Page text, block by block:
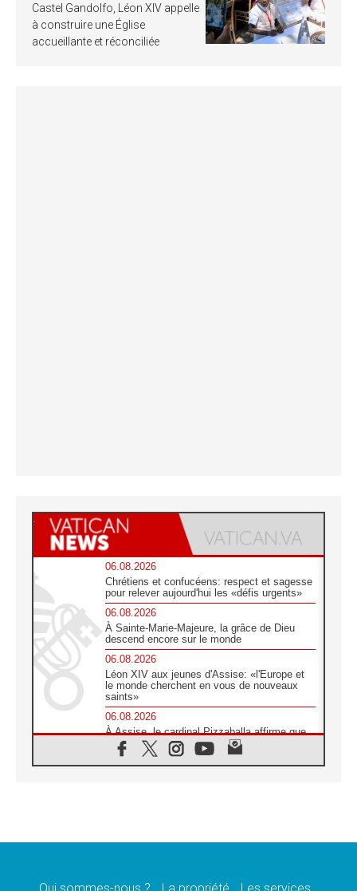
Castel Gandolfo, Léon XIV appelle
à construire une Église
accueillante et réconciliée
06.08.2026
Chrétiens et confucéens: respect et sagesse
pour relever aujourd'hui les «défis urgents»
06.08.2026
À Sainte-Marie-Majeure, la grâce de Dieu
descend encore sur le monde
06.08.2026
Léon XIV aux jeunes d'Assise: «l'Europe et
le monde cherchent en vous de nouveaux
saints»
06.08.2026
À Assise, le cardinal Pizzaballa affirme que
«les chrétiens veulent la paix»
06.08.2026
message de paix et de dignité humaine»